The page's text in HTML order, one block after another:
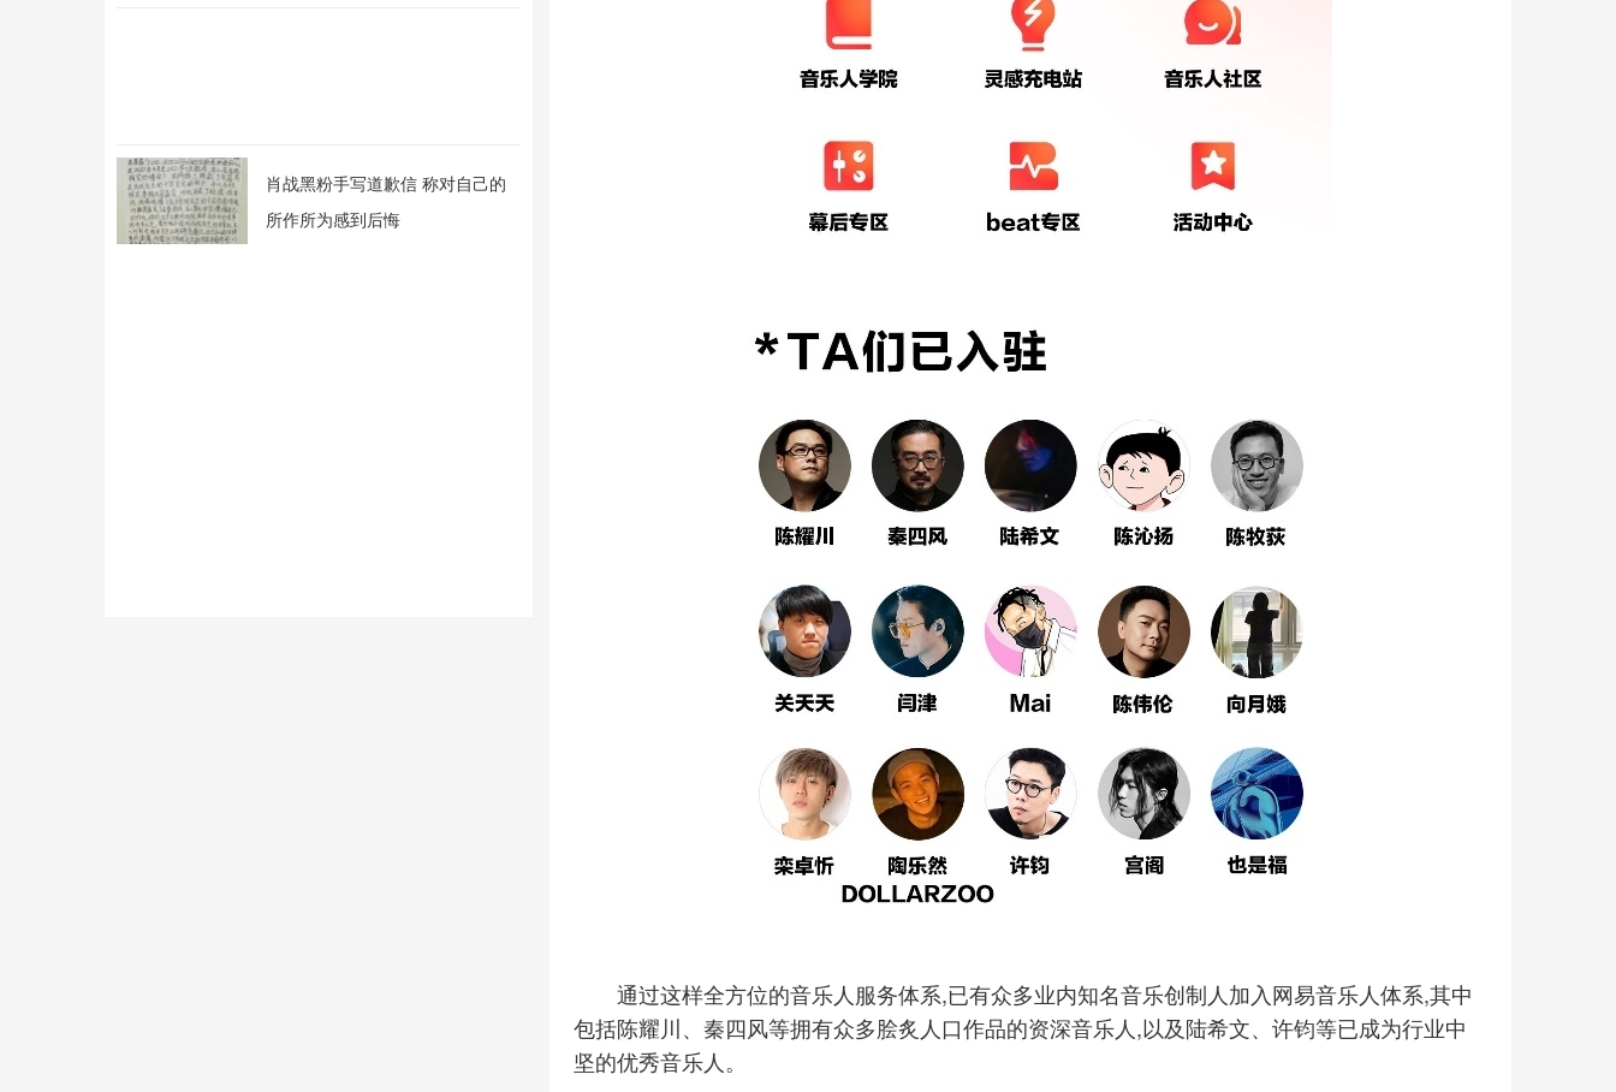
肖战黑粉手写道歉信 称对自己的
所作所为感到后悔
通过这样全方位的音乐人服务体系,已有众多业内知名音乐创制人加入网易音乐人体系,其中
包括陈耀川、秦四风等拥有众多脍炙人口作品的资深音乐人,以及陆希文、许钧等已成为行业中
坚的优秀音乐人。